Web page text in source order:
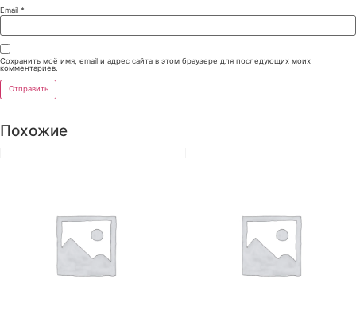
Email *
Сохранить моё имя, email и адрес сайта в этом браузере для последующих моих
комментариев.
Похожие